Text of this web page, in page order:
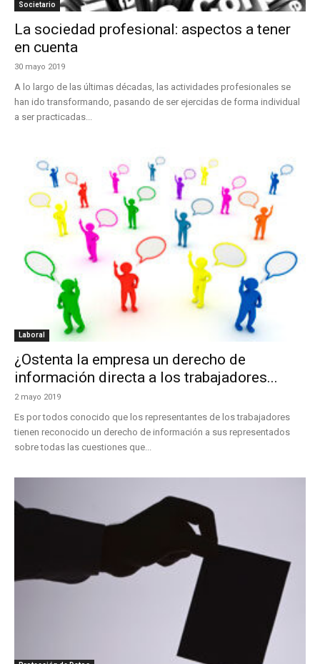
Societario
La sociedad profesional: aspectos a tener
en cuenta
30 mayo 2019
A lo largo de las últimas décadas, las actividades profesionales se
han ido transformando, pasando de ser ejercidas de forma individual
a ser practicadas...
Laboral
¿Ostenta la empresa un derecho de
información directa a los trabajadores...
2 mayo 2019
Es por todos conocido que los representantes de los trabajadores
tienen reconocido un derecho de información a sus representados
sobre todas las cuestiones que...